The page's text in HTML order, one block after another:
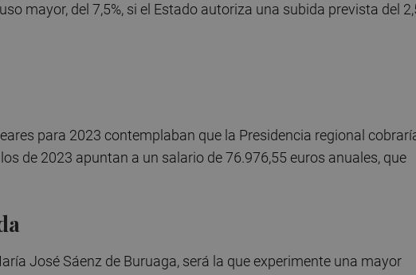
mayor, del 7,5%, si el Estado autoriza una subida prevista del
para 2023 contemplaban que la Presidencia regional
de 2023 apuntan a un salario de 76.976,55 euros anuales, que
José Sáenz de Buruaga, será la que experimente una mayor